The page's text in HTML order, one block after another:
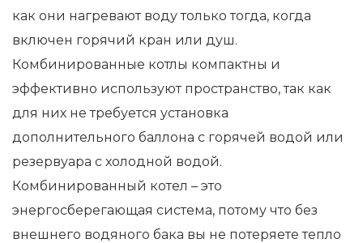
как они нагревают воду только тогда, когда
включен горячий кран или душ.
Комбинированные котлы компактны и
эффективно используют пространство, так как
для них не требуется установка
дополнительного баллона с горячей водой или
резервуара с холодной водой.
Комбинированный котел – это
энергосберегающая система, потому что без
внешнего водяного бака вы не потеряете тепло